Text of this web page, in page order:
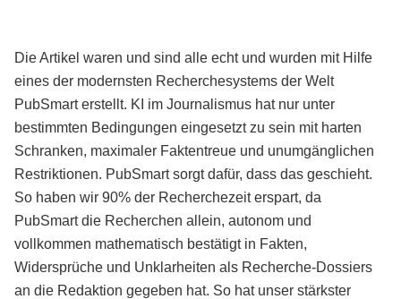
Die Artikel waren und sind alle echt und wurden mit Hilfe
eines der modernsten Recherchesystems der Welt
PubSmart erstellt. KI im Journalismus hat nur unter
bestimmten Bedingungen eingesetzt zu sein mit harten
Schranken, maximaler Faktentreue und unumgänglichen
Restriktionen. PubSmart sorgt dafür, dass das geschieht.
So haben wir 90% der Recherchezeit erspart, da
PubSmart die Recherchen allein, autonom und
vollkommen mathematisch bestätigt in Fakten,
Widersprüche und Unklarheiten als Recherche-Dossiers
an die Redaktion gegeben hat. So hat unser stärkster